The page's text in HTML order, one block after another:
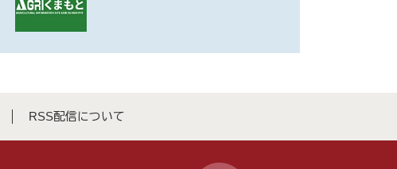
RSS配信について